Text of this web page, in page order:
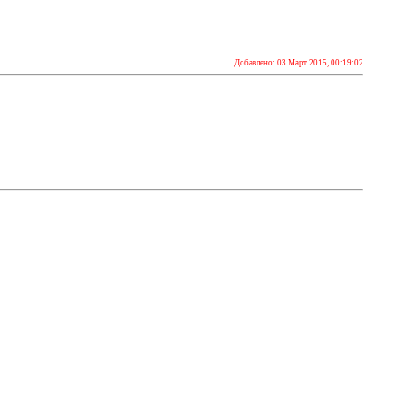
Добавлено: 03 Март 2015, 00:19:02